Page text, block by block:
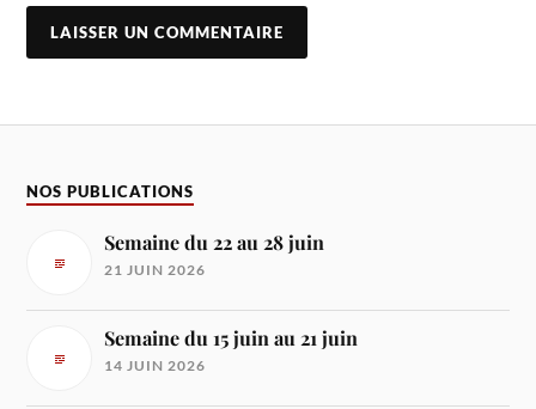
NOS PUBLICATIONS
Semaine du 22 au 28 juin
21 JUIN 2026
Semaine du 15 juin au 21 juin
14 JUIN 2026